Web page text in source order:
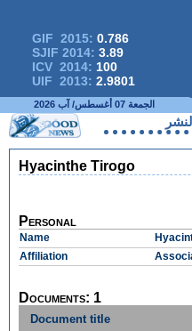
GIF 2015: 0.786
SJIF 2014: 3.89
ICV 2014: 100
UIF 2013: 2.9801
الجمعة 07 أغسطس/ آب 2026
Hyacinthe Tirogo
Personal
Name
Affiliation
Documents: 1
Document title